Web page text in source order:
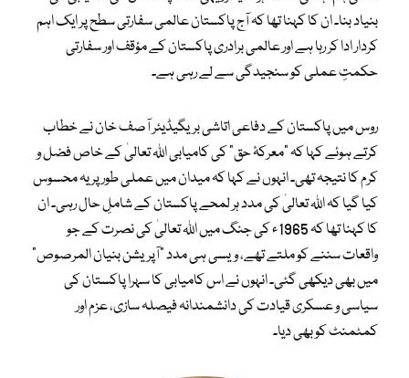
بنیاد بنا۔ ان کا کہنا تھا کہ آج پاکستان عالمی سفارتی سطح پر ایک اہم
کردار ادا کر رہا ہے اور عالمی برادری پاکستان کے مؤقف اور سفارتی
حکمتِ عملی کو سنجیدگی سے لے رہی ہے۔
روس میں پاکستان کے دفاعی اتاشی بریگیڈیئر آصف خان نے خطاب
کرتے ہوئے کہا کہ “معرکۂ حق” کی کامیابی اللہ تعالیٰ کے خاص فضل و
کرم کا نتیجہ تھی۔ انہوں نے کہا کہ میدان میں عملی طور پر یہ محسوس
کیا گیا کہ اللہ تعالیٰ کی مدد ہر لمحے پاکستان کے شاملِ حال رہی۔ ان
کا کہنا تھا کہ 1965ء کی جنگ میں اللہ تعالیٰ کی نصرت کے جو
واقعات سننے کو ملتے تھے، ویسی ہی مدد “آپریشن بنیان المرصوص”
میں بھی دیکھی گئی۔ انہوں نے اس کامیابی کا سہرا پاکستان کی
سیاسی و عسکری قیادت کی دانشمندانہ فیصلہ سازی، عزم اور
کمٹمنٹ کو بھی دیا۔